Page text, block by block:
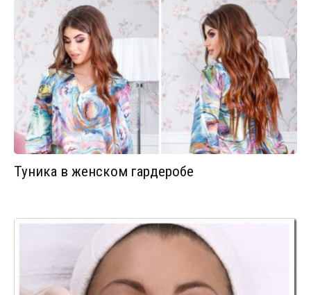
Туника в женском гардеробе